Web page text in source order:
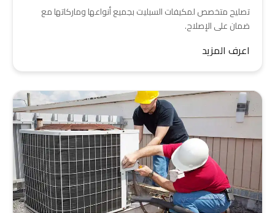
تصليح متخصص لمكيفات السبليت بجميع أنواعها وماركاتها مع
ضمان على الإصلاح.
اعرف المزيد